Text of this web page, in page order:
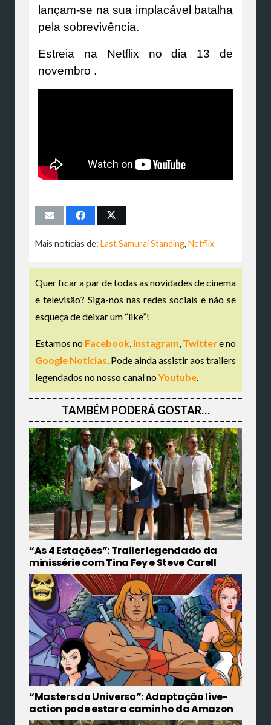
lançam-se na sua implacável batalha
pela sobrevivência.
Estreia na Netflix no dia 13 de
novembro .
Mais notícias de: Last Samurai Standing, Netflix
Quer ficar a par de todas as novidades de cinema
e televisão? Siga-nos nas redes sociais e não se
esqueça de deixar um “like”!
Estamos no Facebook, Instagram, Twittere no
Google Notícias. Pode ainda assistir aos trailers
legendados no nosso canal noYoutube.
TAMBÉM PODERÁ GOSTAR…
“As 4 Estações”: Trailer legendado da
minissérie com Tina Fey e Steve Carell
“Masters do Universo”: Adaptação live-
action pode estar a caminho da Amazon